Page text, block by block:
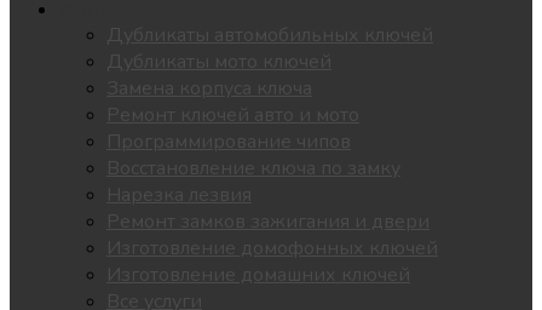
Дубликаты автомобильных ключей
Дубликаты мото ключей
Замена корпуса ключа
Ремонт ключей авто и мото
Программирование чипов
Восстановление ключа по замку
Нарезка лезвия
Ремонт замков зажигания и двери
Изготовление домофонных ключей
Изготовление домашних ключей
Все услуги